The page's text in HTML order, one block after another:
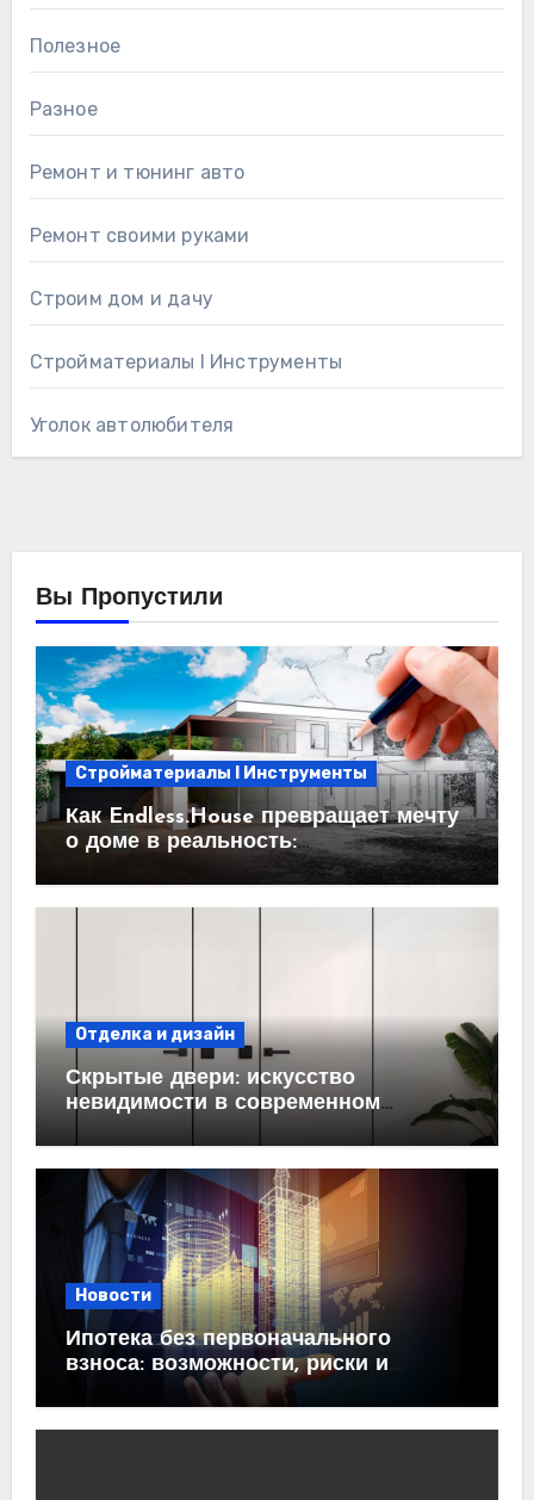
Полезное
Разное
Ремонт и тюнинг авто
Ремонт своими руками
Строим дом и дачу
Стройматериалы l Инструменты
Уголок автолюбителя
Вы Пропустили
Стройматериалы l Инструменты
Как Endless.House превращает мечту
о доме в реальность:
проектирование под ключ
Отделка и дизайн
Скрытые двери: искусство
невидимости в современном
Новости
Ипотека без первоначального
взноса: возможности, риски и
практические рекомендации<